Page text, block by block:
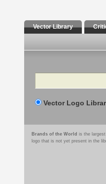
Vector Library
Search
Vector Logo
Brands of the World is the
logo that is not yet present in the